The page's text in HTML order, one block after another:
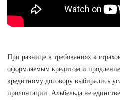
При разнице в требованиях к
оформляемым кредитом и
кредитному договору выбирались
пролонгации. Альбельда не